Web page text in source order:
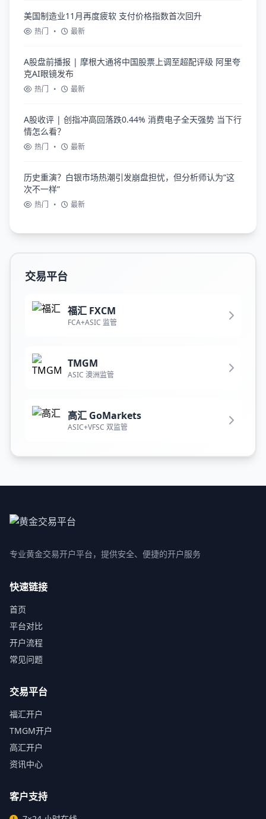
美国制造业11月再度疲软 支付价格指数首次回升
热门 • 最新
A股盘前播报 | 摩根大通将中国股票上调至超配评级 阿里夸
克AI眼镜发布
热门 • 最新
A股收评 | 创指冲高回落跌0.44% 消费电子全天强势 当下行
情怎么看？
热门 • 最新
历史重演？白银市场热潮引发崩盘担忧，但分析师认为“这
次不一样”
热门 • 最新
交易平台
福汇 FXCM
FCA+ASIC 监管
TMGM
ASIC 澳洲监管
高汇 GoMarkets
ASIC+VFSC 双监管
专业黄金交易开户平台，提供安全、便捷的开户服务
快速链接
首页
平台对比
开户流程
常见问题
交易平台
福汇开户
TMGM开户
高汇开户
资讯中心
客户支持